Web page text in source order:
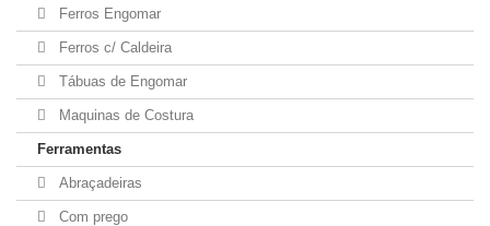
Ferros Engomar
Ferros c/ Caldeira
Tábuas de Engomar
Maquinas de Costura
Ferramentas
Abraçadeiras
Com prego